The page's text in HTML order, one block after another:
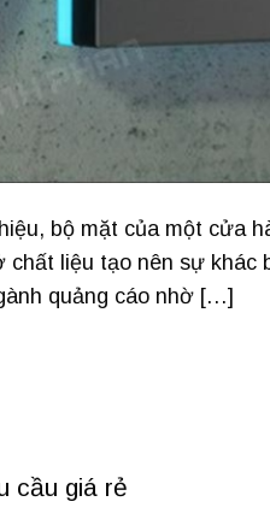
bộ mặt của một cửa
chất liệu tạo nên sự khác
quảng cáo nhờ […]
cầu giá rẻ